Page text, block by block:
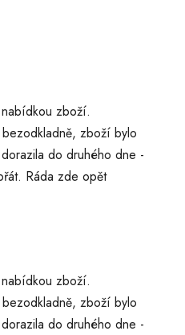
hvězdiček.
hvězdiček.
zboží.
zboží bylo
do druhého dne -
Ráda zde opět
hvězdiček.
zboží.
zboží bylo
do druhého dne -